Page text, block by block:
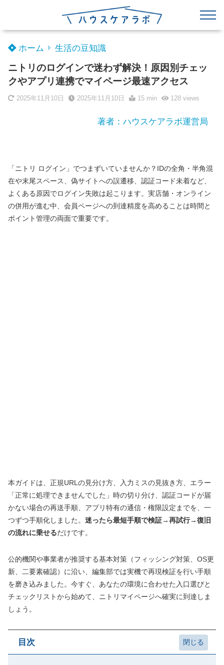
ホーム 生活の豆知識
ニトリのログインで迷わず解決！原因別チェッ
クやアプリ連携でマイページ最速アクセス
2025年11月10日 2025年11月10日 15 min 128views
著者：ハウスケアラボ運営局
「ニトリ ログイン」でつまずいていませんか？IDの全角・半角混
在や末尾スペース、偽サイトへの誤遷移、認証コード未着など、
よくある原因でログイン失敗は起こります。実店舗・オンライン
の併用が進む中、会員ページへの到達精度を高めることは時間と
ポイント管理の両面で重要です。
本ガイドは、正規URLの見分け方、入力ミスの見抜き方、エラー
「正常に処理できませんでした」時の切り分け、認証コードが届
かない場合の再送手順、アプリ特有の通信・権限設定までを、一
つずつ手順化しました。 迷ったら最短手順で検証→再試行→復旧
の流れに乗せるだけです。
公的機関や事業者が推奨する基本対策（フィッシング対策、OS更
新、二要素確認）に沿い、編集部では実機で再現検証を行い手順
を磨き込みました。今すぐ、あなたの環境に合わせた入口選びと
チェックリストから始めて、ニトリマイページへ確実に到達しま
しょう。
目次